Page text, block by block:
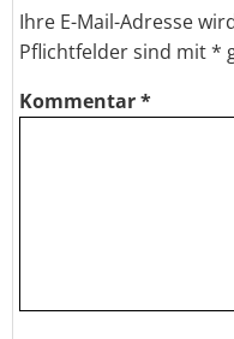
Ihre E-Mail-Adresse
Pflichtfelder sind mit *
Kommentar*